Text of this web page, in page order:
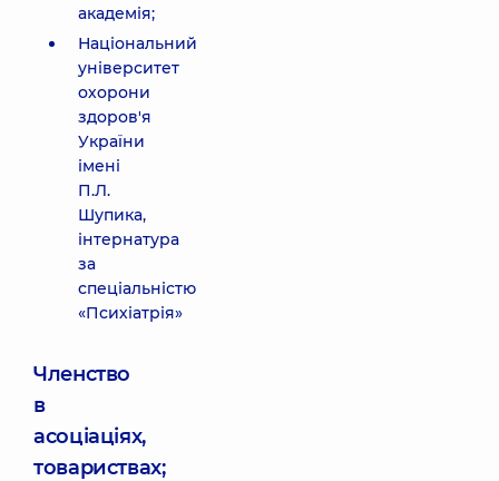
академія;
Національний
університет
охорони
здоров'я
України
імені
П.Л.
Шупика,
інтернатура
за
спеціальністю
«Психіатрія»
Членство
в
асоціаціях,
товариствах;